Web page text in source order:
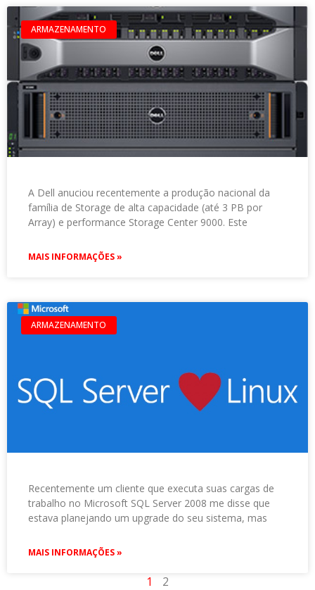
ARMAZENAMENTO
A Dell anuciou recentemente a produção nacional da
família de Storage de alta capacidade (até 3 PB por
Array) e performance Storage Center 9000. Este
MAIS INFORMAÇÕES »
ARMAZENAMENTO
Recentemente um cliente que executa suas cargas de
trabalho no Microsoft SQL Server 2008 me disse que
estava planejando um upgrade do seu sistema, mas
MAIS INFORMAÇÕES »
1 2